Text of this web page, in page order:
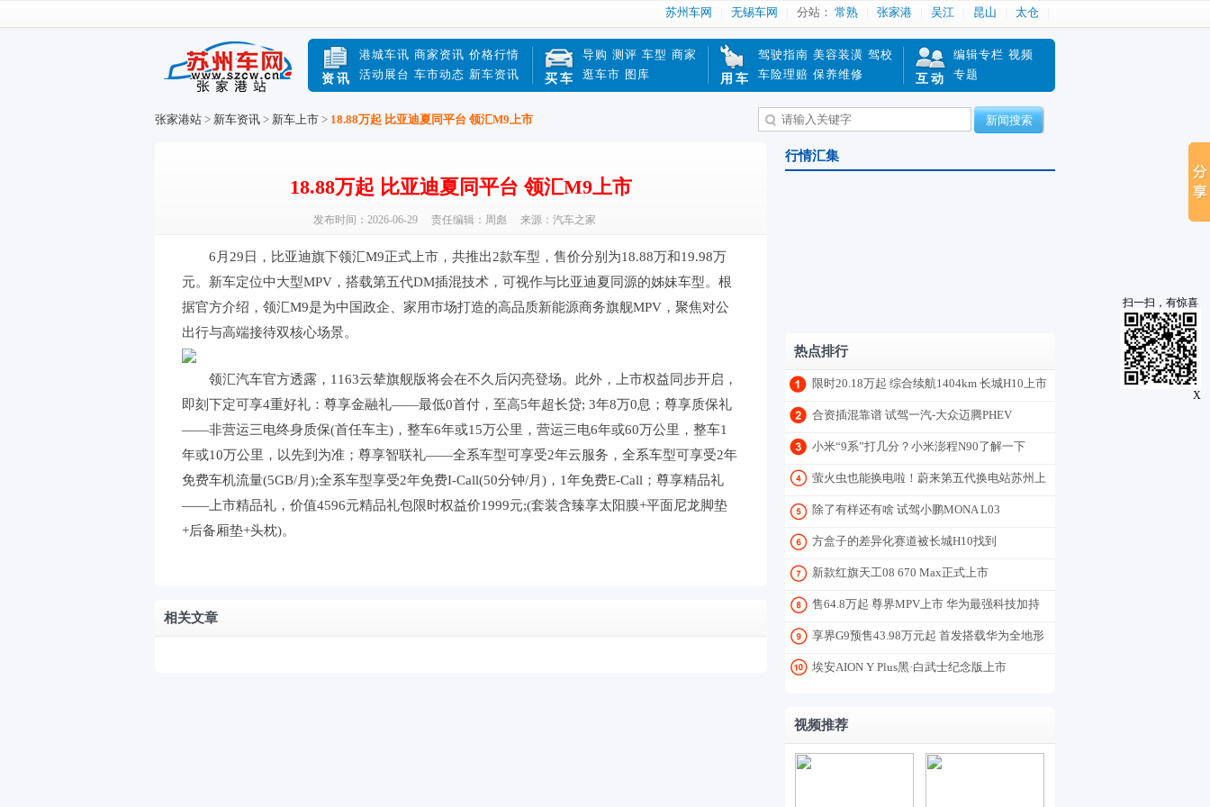
苏州车网 无锡车网 分站： 常熟 张家港 吴江 昆山 太仓
资讯
港城车讯 商家资讯 价格行情
活动展台 车市动态 新车资讯 买车
导购 测评 车型 商家
逛车市 图库 用车
驾驶指南 美容装潢 驾校
车险理赔 保养维修 互动
编辑专栏 视频
专题
张家港站 > 新车资讯 > 新车上市 > 18.88万起 比亚迪夏同平台 领汇M9上市 新闻搜索
18.88万起 比亚迪夏同平台 领汇M9上市
发布时间：2026-06-29 责任编辑：周彪 来源：汽车之家
6月29日，比亚迪旗下领汇M9正式上市，共推出2款车型，售价分别为18.88万和19.98万
元。新车定位中大型MPV，搭载第五代DM插混技术，可视作与比亚迪夏同源的姊妹车型。根
据官方介绍，领汇M9是为中国政企、家用市场打造的高品质新能源商务旗舰MPV，聚焦对公
出行与高端接待双核心场景。
领汇汽车官方透露，1163云辇旗舰版将会在不久后闪亮登场。此外，上市权益同步开启，
即刻下定可享4重好礼：尊享金融礼——最低0首付，至高5年超长贷; 3年8万0息；尊享质保礼
——非营运三电终身质保(首任车主)，整车6年或15万公里，营运三电6年或60万公里，整车1
年或10万公里，以先到为准；尊享智联礼——全系车型可享受2年云服务，全系车型可享受2年
免费车机流量(5GB/月);全系车型享受2年免费I-Call(50分钟/月)，1年免费E-Call；尊享精品礼
——上市精品礼，价值4596元精品礼包限时权益价1999元;(套装含臻享太阳膜+平面尼龙脚垫
+后备厢垫+头枕)。
相关文章
行情汇集
热点排行
限时20.18万起 综合续航1404km 长城H10上市
合资插混靠谱 试驾一汽-大众迈腾PHEV
小米“9系”打几分？小米澎程N90了解一下
萤火虫也能换电啦！蔚来第五代换电站苏州上
线
除了有样还有啥 试驾小鹏MONA L03
方盒子的差异化赛道被长城H10找到
新款红旗天工08 670 Max正式上市
售64.8万起 尊界MPV上市 华为最强科技加持
享界G9预售43.98万元起 首发搭载华为全地形
途灵平台
埃安AION Y Plus黑·白武士纪念版上市
视频推荐
扫一扫，有惊喜
X